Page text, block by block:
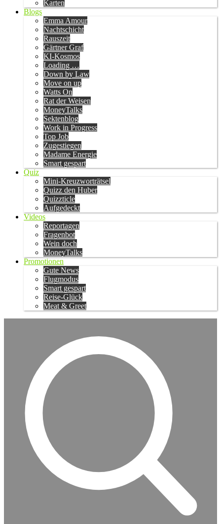
Karten
Blogs
Emma Amour
Nachtschicht
Rauszeit
Gärtner Graf
KI-Kosmos
Loading …
Down by Law
Move on up
Watts On
Rat der Weisen
MoneyTalks
Sektenblog
Work in Progress
Top Job
Zugestiegen
Madame Energie
Smart gespart
Quiz
Mini-Kreuzworträtsel
Quizz den Huber
Quizzticle
Aufgedeckt
Videos
Reportagen
Fragenbot
Wein doch
MoneyTalks
Promotionen
Gute News
Flugmodus
Smart gespart
Reise-Glück
Meat & Greet